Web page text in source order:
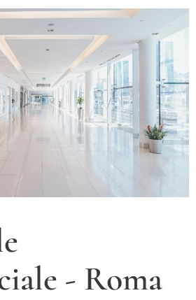
- Roma